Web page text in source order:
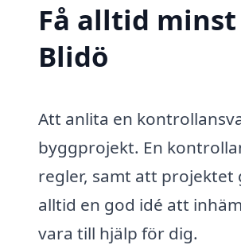
Få alltid
Blidö
Att anlita en
byggprojekt. En
regler, samt att
alltid en god idé att
vara till hjälp för dig.